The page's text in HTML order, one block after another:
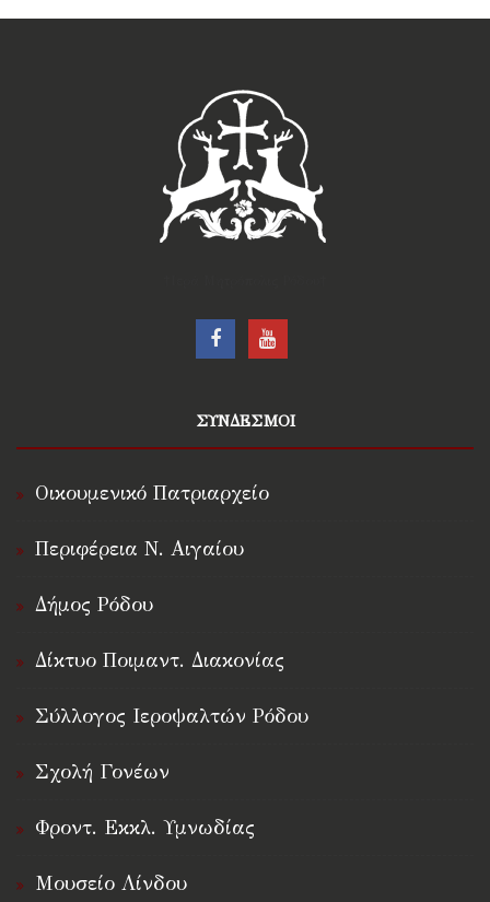
ΣΥΝΔΕΣΜΟΙ
Οικουμενικό Πατριαρχείο
Περιφέρεια Ν. Αιγαίου
Δήμος Ρόδου
Δίκτυο Ποιμαντ. Διακονίας
Σύλλογος Ιεροψαλτών Ρόδου
Σχολή Γονέων
Φροντ. Εκκλ. Υμνωδίας
Μουσείο Λίνδου